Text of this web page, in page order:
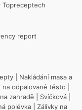
Topreceptech
report
Nakládání masa a
na odpalované těsto
zahradě Svíčková
polévka
Zálivky na